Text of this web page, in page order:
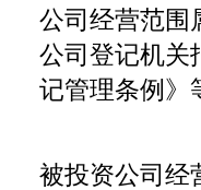
公司经营范围
公司登记机关
记管理条例》
被投资公司经